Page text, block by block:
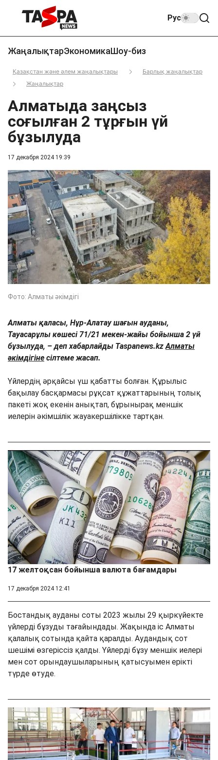
Рус
ЖаңалықтарЭкономикаШоу-биз
Қазақстан және әлем жаңалықтары
Барлық жаңалықтар
Жаңалықтар
17 декабря 2024 19:39
Алматыда заңсыз
соғылған 2 тұрғын үй
бұзылуда
Фото: Алматы әкімдігі
Алматы қаласы, Нұр-Алатау шағын ауданы,
Тауасарұлы көшесі 71/21 мекен-жайы бойынша 2 үй
бұзылуда, – деп хабарлайды Taspanews.kzАлматы
әкімдігіне сілтеме жасап.
Үйлердің әрқайсы үш қабатты болған. Құрылыс
бақылау басқармасы рұқсат құжаттарының толық
пакеті жоқ екенін анықтап, бұрынырақ меншік
иелерін әкімшілік жауакершілікке тартқан.
17 желтоқсан бойынша валюта бағамдары
17 декабря 2024 12:41
Бостандық ауданы соты 2023 жылы 29 қыркүйекте
үйлерді бұзуды тағайындады. Жақында іс Алматы
қалалық сотында қайта қаралды. Аудандық сот
шешімі өзгеріссіз қалды. Үйлерді бұзу меншік иелері
мен сот орындаушыларының қатысуымен ерікті
түрде өтуде.